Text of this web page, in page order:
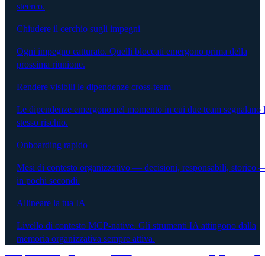
steerco.
Chiudere il cerchio sugli impegni
Ogni impegno catturato. Quelli bloccati emergono prima della
prossima riunione.
Rendere visibili le dipendenze cross-team
Le dipendenze emergono nel momento in cui due team segnalano
stesso rischio.
Onboarding rapido
Mesi di contesto organizzativo — decisioni, responsabili, storico
in pochi secondi.
Allineare la tua IA
Livello di contesto MCP-native. Gli strumenti IA attingono dalla
memoria organizzativa sempre attiva.